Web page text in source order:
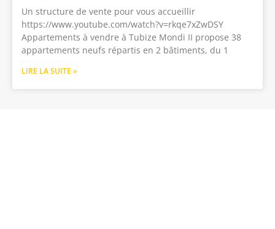
Un structure de vente pour vous accueillir
https://www.youtube.com/watch?v=rkqe7xZwDSY
Appartements à vendre à Tubize Mondi II propose 38
appartements neufs répartis en 2 bâtiments, du 1
LIRE LA SUITE »